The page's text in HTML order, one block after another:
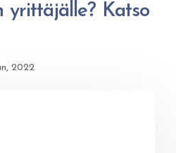
yrittäjälle? Katso
2022